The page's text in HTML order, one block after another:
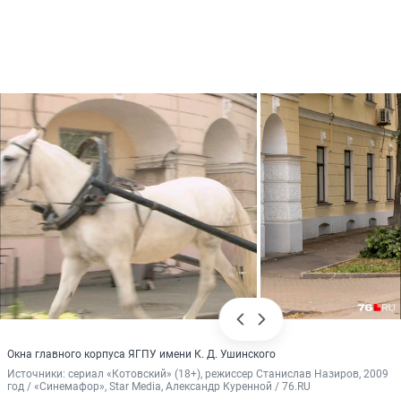
Окна главного корпуса ЯГПУ имени К. Д. Ушинского
Источники: сериал «Котовский» (18+), режиссер Станислав Назиров, 2009
год / «Синемафор», Star Media, Александр Куренной / 76.RU